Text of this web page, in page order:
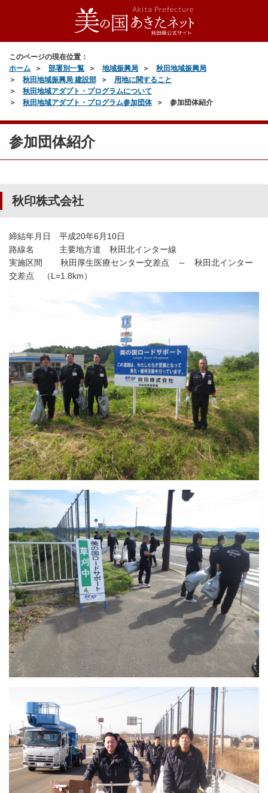
このページの現在位置：
ホーム
部署別一覧 地域振興局
秋田地域振興局
秋田地域振興局 建設部
用地に関すること
秋田地域アダプト・プログラムについて
秋田地域アダプト・プログラム参加団体
参加団体紹介
参加団体紹介
秋印株式会社
締結年月日 平成20年6月10日
路線名 主要地方道 秋田北インター線
実施区間 秋田厚生医療センター交差点 ～ 秋田北インター
交差点 （L=1.8km）